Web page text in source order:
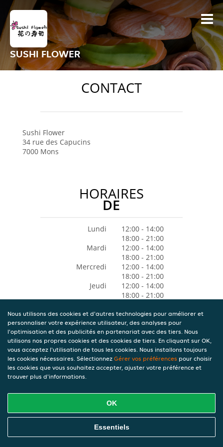
SUSHI FLOWER
CONTACT
Sushi Flower
34 rue des Capucins
7000 Mons
HORAIRES
DE
Lundi
12:00 - 14:00
18:00 - 21:00
Mardi
12:00 - 14:00
18:00 - 21:00
Mercredi
12:00 - 14:00
18:00 - 21:00
Jeudi
12:00 - 14:00
18:00 - 21:00
18:00 - 21:00
Samedi
12:00 - 14:00
18:00 - 21:00
Dimanche
Fermé
Nous utilisons des cookies et d'autres technologies pour améliorer et
personnaliser votre expérience utilisateur, des analyses pour
l'optimisation et des publicités en partenariat avec des tiers. Nous
utilisons nos propres cookies et des cookies de tiers. En cliquant sur OK,
vous acceptez l'utilisation de tous les cookies. Nous installons toujours
les cookies nécessaires. Sélectionnez Gérer vos préférences pour choisir
les cookies que vous souhaitez accepter, ajuster votre préférence et
trouver plus d'informations.
OK
Essentiels